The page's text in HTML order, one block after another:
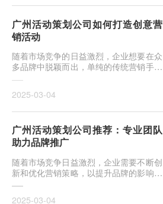
广州活动策划公司如何打造创意营
销活动
随着市场竞争的日益激烈，企业想要在众
多品牌中脱颖而出，单纯的传统营销手段
已不再能满足需求。创意营销活动成为了
的有力工具。广州
2025-03-04
广州活动策划公司推荐：专业团队
助力品牌推广
随着市场竞争日益激烈，企业需要不断创
新和优化营销策略，以提升品牌的影响力
和市场竞争力。而活动策划作为一种行之
2025-03-04